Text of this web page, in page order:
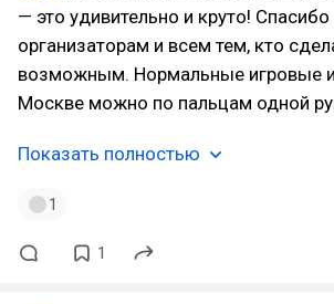
— это удивительно и круто! Спасибо
организаторам и всем тем, кто
возможным. Нормальные игровые
Москве можно по пальцам одной
Показать полностью
1
1